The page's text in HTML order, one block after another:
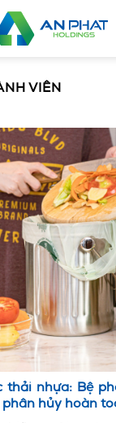
VIÊN
thải nhựa: Bệ
hủy hoàn